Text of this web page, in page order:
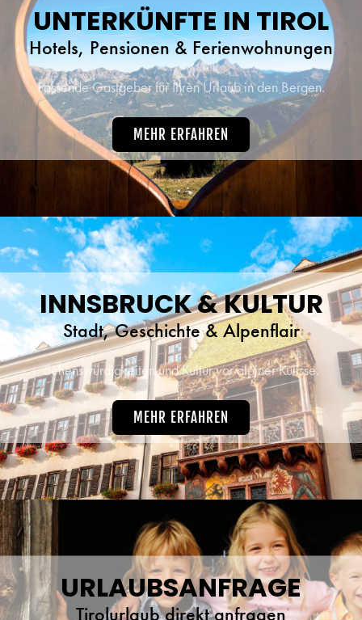
UNTERKÜNFTE IN TIROL
Hotels, Pensionen & Ferienwohnungen
Passende Gastgeber für Ihren Urlaub in den Bergen.
MEHR ERFAHREN
INNSBRUCK & KULTUR
Stadt, Geschichte & Alpenflair
Sehenswürdigkeiten und Kultur vor alpiner Kulisse.
MEHR ERFAHREN
URLAUBSANFRAGE
Tirolurlaub direkt anfragen